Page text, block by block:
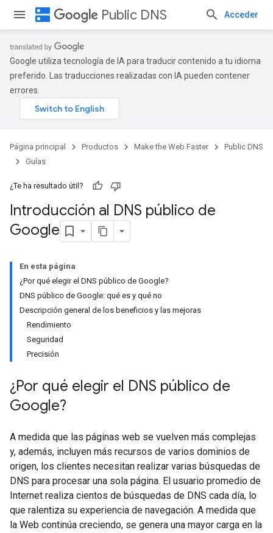
dns Public DNS Acceder
Google utiliza tecnología de IA para traducir contenido a tu idioma
preferido. Las traducciones realizadas con IA pueden contener
errores.
Página principal Productos Make the Web Faster
Public DNS
Guías
¿Te ha resultado útil?
Introducción al DNS público de
Google
En esta página
¿Por qué elegir el DNS público de Google?
DNS público de Google: qué es y qué no
Descripción general de los beneficios y las mejoras
Rendimiento
Seguridad
Precisión
¿Por qué elegir el DNS público de
Google?
A medida que las páginas web se vuelven más complejas
y, además, incluyen más recursos de varios dominios de
origen, los clientes necesitan realizar varias búsquedas de
DNS para procesar una sola página. El usuario promedio de
Internet realiza cientos de búsquedas de DNS cada día, lo
que ralentiza su experiencia de navegación. A medida que
la Web continúa creciendo, se genera una mayor carga en la